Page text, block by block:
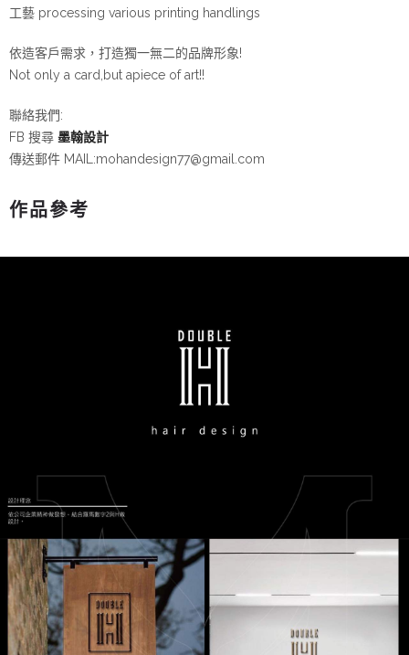
工藝 processing various printing handlings
依造客戶需求，打造獨一無二的品牌形象!
Not only a card,but apiece of art!!
聯絡我們:
FB 搜尋 墨翰設計
傳送郵件 MAIL:mohandesign77@gmail.com
作品參考